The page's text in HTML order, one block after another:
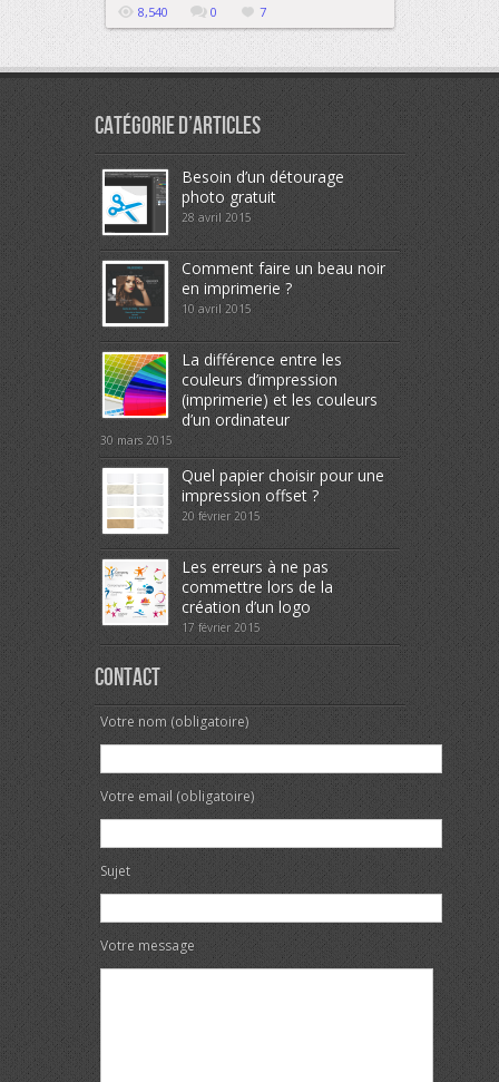
8,540
0 7
Catégorie d’articles
Besoin d’un détourage
photo gratuit
28 avril 2015
Comment faire un beau noir
en imprimerie ?
10 avril 2015
La différence entre les
couleurs d’impression
(imprimerie) et les couleurs
d’un ordinateur
30 mars 2015
Quel papier choisir pour une
impression offset ?
20 février 2015
Les erreurs à ne pas
commettre lors de la
création d’un logo
17 février 2015
Contact
Votre nom (obligatoire)
Votre email (obligatoire)
Sujet
Votre message